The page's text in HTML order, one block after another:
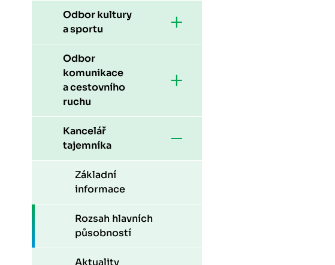
Odbor kultury
a sportu
Odbor
komunikace
a cestovního
ruchu
Kancelář
tajemníka
Základní
informace
Rozsah hlavních
působností
Aktuality